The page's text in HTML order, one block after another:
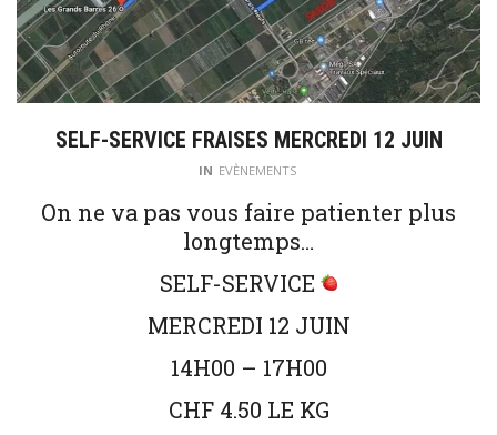
SELF-SERVICE FRAISES MERCREDI 12 JUIN
IN EVÈNEMENTS
On ne va pas vous faire patienter plus
longtemps…
SELF-SERVICE
MERCREDI 12 JUIN
14H00 – 17H00
CHF 4.50 LE KG